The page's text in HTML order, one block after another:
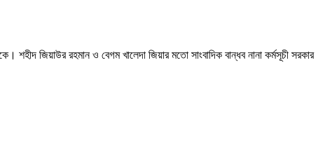
শহীদ জিয়াউর রহমান ও বেগম খালেদা জিয়ার মতো সাংবাদিক বান্ধব নানা কর্মসূচী সরকার